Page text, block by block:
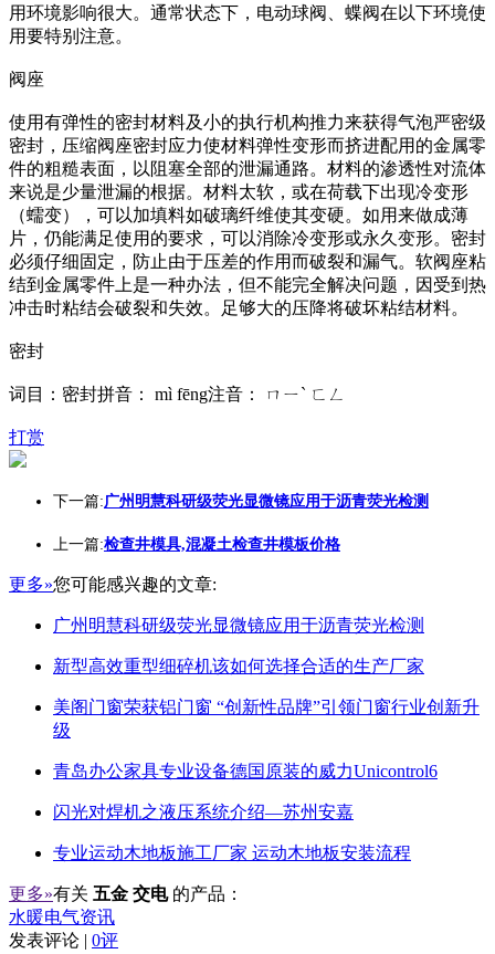
用环境影响很大。通常状态下，电动球阀、蝶阀在以下环境使
用要特别注意。
阀座
使用有弹性的密封材料及小的执行机构推力来获得气泡严密级
密封，压缩阀座密封应力使材料弹性变形而挤进配用的金属零
件的粗糙表面，以阻塞全部的泄漏通路。材料的渗透性对流体
来说是少量泄漏的根据。材料太软，或在荷载下出现冷变形
（蠕变），可以加填料如破璃纤维使其变硬。如用来做成薄
片，仍能满足使用的要求，可以消除冷变形或永久变形。密封
必须仔细固定，防止由于压差的作用而破裂和漏气。软阀座粘
结到金属零件上是一种办法，但不能完全解决问题，因受到热
冲击时粘结会破裂和失效。足够大的压降将破坏粘结材料。
密封
词目：密封拼音： mì fēng注音： ㄇㄧˋ ㄈㄥ
打赏
下一篇:广州明慧科研级荧光显微镜应用于沥青荧光检测
上一篇:检查井模具,混凝土检查井模板价格
更多»您可能感兴趣的文章:
广州明慧科研级荧光显微镜应用于沥青荧光检测
新型高效重型细碎机该如何选择合适的生产厂家
美阁门窗荣获铝门窗 “创新性品牌”引领门窗行业创新升
级
青岛办公家具专业设备德国原装的威力Unicontrol6
闪光对焊机之液压系统介绍—苏州安嘉
专业运动木地板施工厂家 运动木地板安装流程
更多»有关 五金 交电 的产品：
水暖电气资讯
发表评论 | 0评